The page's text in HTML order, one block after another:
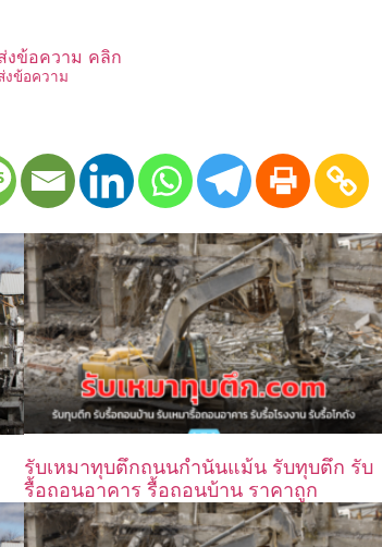
งข้อความ คลิก
งข้อความ
รับเหมาทุบตึกถนนกำนันแม้น รับทุบตึก รับ
รื้อถอนอาคาร รื้อถอนบ้าน ราคาถูก